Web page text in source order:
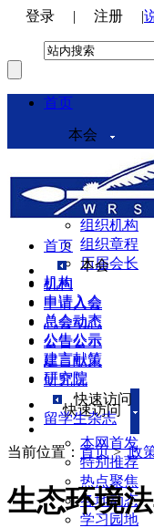
登录 | 注册 |
首页
本会
本会介绍
领导机构
理事会
组织机构
组织章程
历届会长
机构
申请入会
总会动态
公告公示
建言献策
研究院
快速访问
本网首发
特别推荐
热点聚焦
各地动态
学习园地
首页
本会
机构
申请入会
总会动态
公告公示
建言献策
研究院
快速访问
留学生杂志
当前位置： 首页>政
生态环境